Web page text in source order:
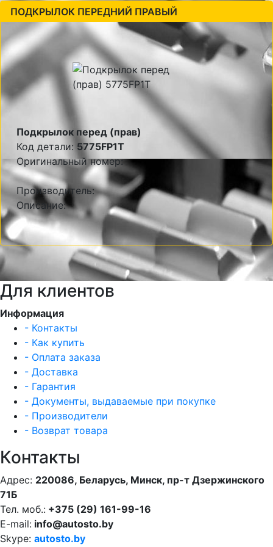
ПОДКРЫЛОК ПЕРЕДНИЙ ПРАВЫЙ
Подкрылок перед (прав)
Код детали: 5775FP1T
Оригинальный номер:
Производитель:
Описание:
Для клиентов
Информация
- Контакты
- Как купить
- Оплата заказа
- Доставка
- Гарантия
- Документы, выдаваемые при покупке
- Производители
- Возврат товара
Контакты
Адрес: 220086, Беларусь, Минск, пр-т Дзержинского
71Б
Тел. моб.: +375 (29) 161-99-16
E-mail: info@autosto.by
Skype: autosto.by